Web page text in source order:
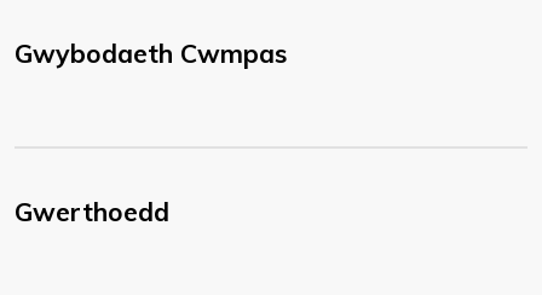
Gwybodaeth Cwmpas
Gwerthoedd